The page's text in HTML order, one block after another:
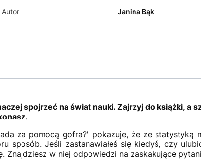
Autor Janina Bąk
spojrzeć na świat nauki. Zajrzyj do książki, a
za pomocą gofra?" pokazuje, że ze statystyką
sposób. Jeśli zastanawiałeś się kiedyś, czy
w niej odpowiedzi na zaskakujące